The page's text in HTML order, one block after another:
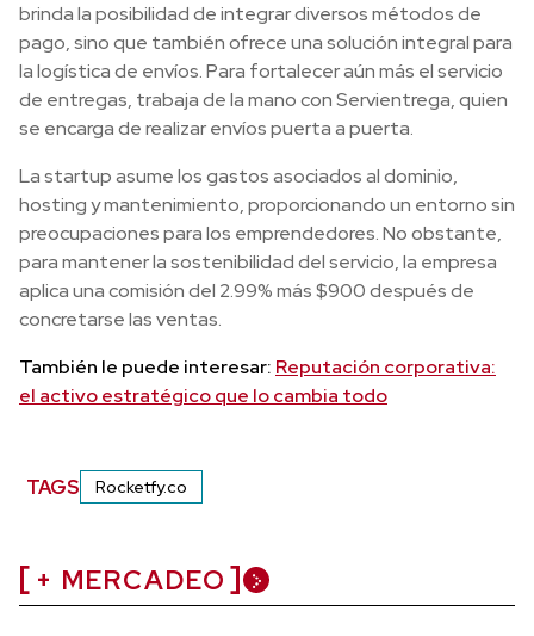
brinda la posibilidad de integrar diversos métodos de
pago, sino que también ofrece una solución integral para
la logística de envíos. Para fortalecer aún más el servicio
de entregas, trabaja de la mano con Servientrega, quien
se encarga de realizar envíos puerta a puerta.
La startup asume los gastos asociados al dominio,
hosting y mantenimiento, proporcionando un entorno sin
preocupaciones para los emprendedores. No obstante,
para mantener la sostenibilidad del servicio, la empresa
aplica una comisión del 2.99% más $900 después de
concretarse las ventas.
También le puede interesar: Reputación corporativa:
el activo estratégico que lo cambia todo
TAGS Rocketfy.co
+ MERCADEO